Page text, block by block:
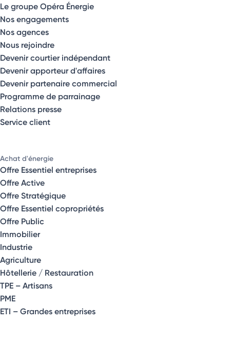
Le groupe Opéra Énergie
Nos engagements
Nos agences
Nous rejoindre
Devenir courtier indépendant
Devenir apporteur d'affaires
Devenir partenaire commercial
Programme de parrainage
Relations presse
Service client
Achat d'énergie
Offre Essentiel entreprises
Offre Active
Offre Stratégique
Offre Essentiel copropriétés
Offre Public
Immobilier
Industrie
Agriculture
Hôtellerie / Restauration
TPE – Artisans
PME
ETI – Grandes entreprises